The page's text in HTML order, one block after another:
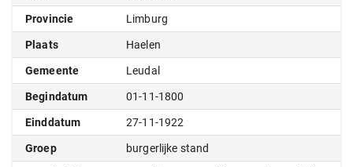
Provincie Limburg
Plaats Haelen
Gemeente Leudal
Begindatum 01-11-1800
Einddatum 27-11-1922
Groep burgerlijke stand